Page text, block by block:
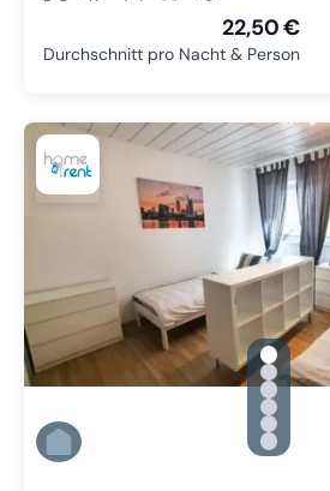
22,50 €
Durchschnitt pro Nacht & Person
Zu
Zu
Zu
Zu
Zu
Zu